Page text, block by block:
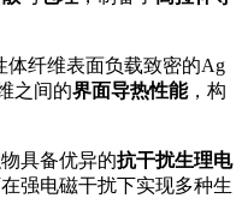
体纤维表面负载致密的Ag
之间的界面导热性能，构
具备优异的抗干扰生理电
强电磁干扰下实现多种生